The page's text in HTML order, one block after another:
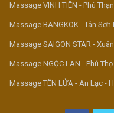
Massage VINH TIÊN - Phú
Massage BANGKOK - Tân Sơn
Massage SAIGON STAR -
Massage NGỌC LAN - Phú Thọ
Massage TÊN LỬA - An Lạc -